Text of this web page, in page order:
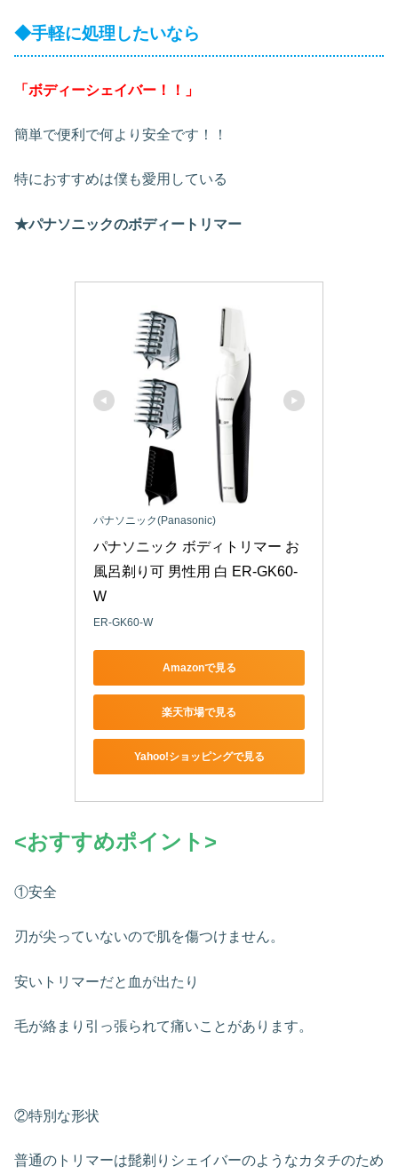
◆手軽に処理したいなら
「ボディーシェイバー！！」
簡単で便利で何より安全です！！
特におすすめは僕も愛用している
★パナソニックのボディートリマー
パナソニック(Panasonic)
パナソニック ボディトリマー お
風呂剃り可 男性用 白 ER-GK60-
W
ER-GK60-W
Amazonで見る
楽天市場で見る
Yahoo!ショッピングで見る
<おすすめポイント>
①安全
刃が尖っていないので肌を傷つけません。
安いトリマーだと血が出たり
毛が絡まり引っ張られて痛いことがあります。
②特別な形状
普通のトリマーは髭剃りシェイバーのようなカタチのため